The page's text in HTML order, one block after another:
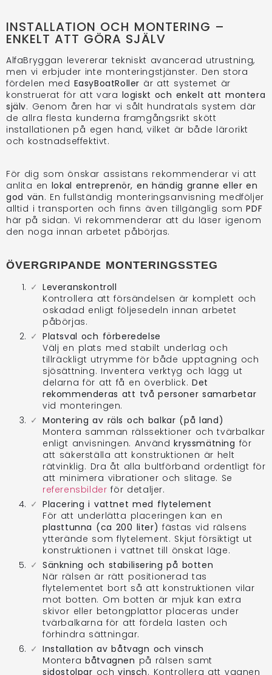
INSTALLATION OCH MONTERING –
ENKELT ATT GÖRA SJÄLV
AlfaBryggan levererar tekniskt avancerad utrustning,
men vi erbjuder inte monteringstjänster. Den stora
fördelen med EasyBoatRoller är att systemet är
konstruerat för att vara logiskt och enkelt att montera
själv. Genom åren har vi sålt hundratals system där
de allra flesta kunderna framgångsrikt skött
installationen på egen hand, vilket är både lärorikt
och kostnadseffektivt.
För dig som önskar assistans rekommenderar vi att
anlita en lokal entreprenör, en händig granne eller en
god vän. En fullständig monteringsanvisning medföljer
alltid i transporten och finns även tillgänglig somPDF
här på sidan. Vi rekommenderar att du läser igenom
den noga innan arbetet påbörjas.
ÖVERGRIPANDE MONTERINGSSTEG
Leveranskontroll
Kontrollera att försändelsen är komplett och
oskadad enligt följesedeln innan arbetet
påbörjas.
Platsval och förberedelse
Välj en plats med stabilt underlag och
tillräckligt utrymme för både upptagning och
sjösättning. Inventera verktyg och lägg ut
delarna för att få en överblick.Det
rekommenderas att två personer samarbetar
vid monteringen.
Montering av räls och balkar (på land)
Montera samman rälssektioner och tvärbalkar
enligt anvisningen. Användkryssmätning för
att säkerställa att konstruktionen är helt
rätvinklig. Dra åt alla bultförband ordentligt för
att minimera vibrationer och slitage. Se
referensbilder för detaljer.
Placering i vattnet med flytelement
För att underlätta placeringen kan en
plasttunna (ca 200 liter) fästas vid rälsens
ytterände som flytelement. Skjut försiktigt ut
konstruktionen i vattnet till önskat läge.
Sänkning och stabilisering på botten
När rälsen är rätt positionerad tas
flytelementet bort så att konstruktionen vilar
mot botten. Om botten är mjuk kan extra
skivor eller betongplattor placeras under
tvärbalkarna för att fördela lasten och
förhindra sättningar.
Installation av båtvagn och vinsch
Monterabåtvagnen på rälsen samt
sidostolpar ochvinsch. Kontrollera att vagnen